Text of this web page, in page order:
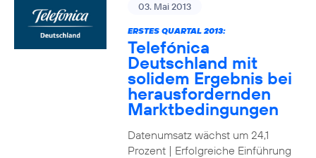
03. Mai 2013
ERSTES QUARTAL 2013:
Telefónica
Deutschland mit
solidem Ergebnis bei
herausfordernden
Marktbedingungen
Datenumsatz wächst um 24,1
Prozent | Erfolgreiche Einführung